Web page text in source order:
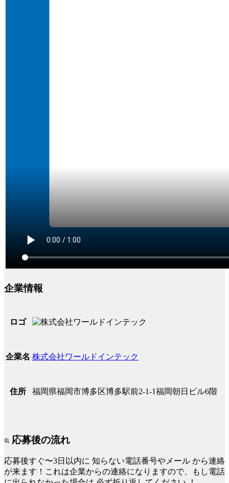
企業情報
ロゴ
企業名 株式会社ワールドインテック
住所 福岡県福岡市博多区博多駅前2-1-1福岡朝日ビル6階
応募後の流れ
応募後すぐ〜3日以内に 知らない電話番号やメール から連絡
が来ます！これは企業からの連絡になりますので、もし電話